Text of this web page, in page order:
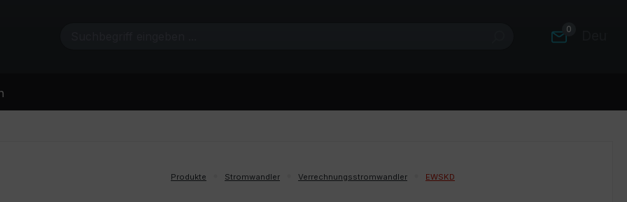
0
Produkte Stromwandler Verrechnungsstromwandler EWSKD